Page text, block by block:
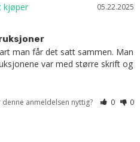
05.22.2025
man får det satt sammen. Man
var med større skrift og
denne anmeldelsen nyttig? 0 0